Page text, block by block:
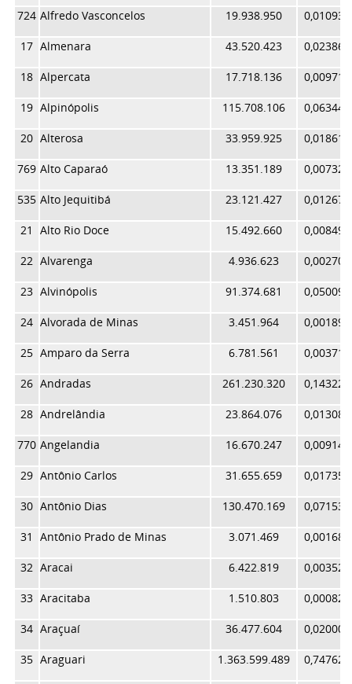
724 Alfredo Vasconcelos 19.938.950 0,010932
17 Almenara 43.520.423 0,023861
18 Alpercata 17.718.136 0,009714
19 Alpinópolis 115.708.106 0,063440
20 Alterosa 33.959.925 0,018619
769 Alto Caparaó 13.351.189 0,007320
535 Alto Jequitibá 23.121.427 0,012677
21 Alto Rio Doce 15.492.660 0,008494
22 Alvarenga 4.936.623 0,002707
23 Alvinópolis 91.374.681 0,050098
24 Alvorada de Minas 3.451.964 0,001893
25 Amparo da Serra 6.781.561 0,003718
26 Andradas 261.230.320 0,143226
28 Andrelândia 23.864.076 0,013084
770 Angelandia 16.670.247 0,009140
29 Antônio Carlos 31.655.659 0,017356
30 Antônio Dias 130.470.169 0,071534
31 Antônio Prado de Minas 3.071.469 0,001684
32 Aracai 6.422.819 0,003521
33 Aracitaba 1.510.803 0,000828
34 Araçuaí 36.477.604 0,020000
35 Araguari 1.363.599.489 0,747628